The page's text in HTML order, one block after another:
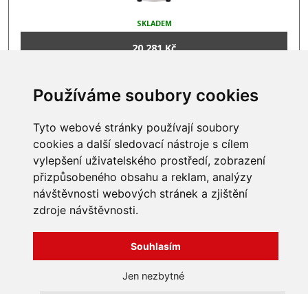
Používáme soubory cookies
Tyto webové stránky používají soubory
cookies a další sledovací nástroje s cílem
vylepšení uživatelského prostředí, zobrazení
přizpůsobeného obsahu a reklam, analýzy
návštěvnosti webových stránek a zjištění
zdroje návštěvnosti.
Souhlasím
Jen nezbytné
SKLADEM
20 281 Kč
INFORMACE
Obchodní podmínky
Zpracování a ochrana
osobních údajů
Jak nakupovat
O nás
Kontakt
Reklamace, odstoupení od
smlouvy
Všechna práva vyhrazena
Bravura s.r.o. © 2026
grafika: dwgd